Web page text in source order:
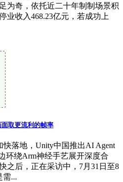
为奇，依托近二十年制制场景积
业收入468.23亿元，若成功上
取更流利的帧率
快落地，Unity中国推出AI Agent
环绕Arm神经手艺展开深度合
之后，正在采访中，7月31日至8
需...